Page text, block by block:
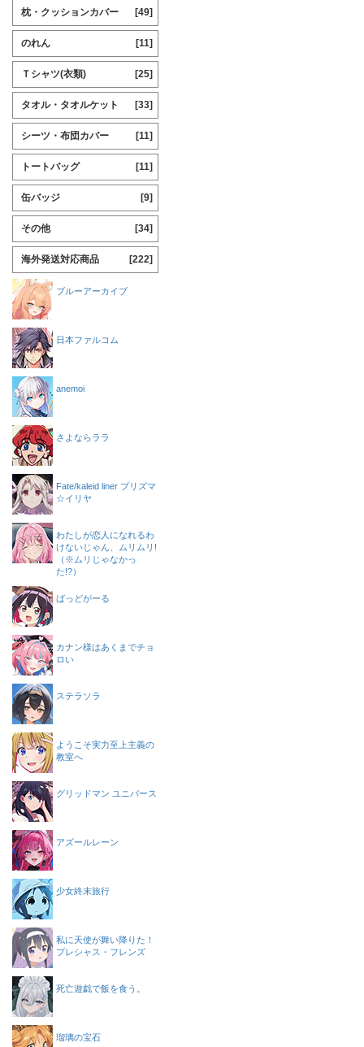
枕・クッションカバー [49]
のれん [11]
Ｔシャツ(衣類) [25]
タオル・タオルケット [33]
シーツ・布団カバー [11]
トートバッグ [11]
缶バッジ [9]
その他 [34]
海外発送対応商品 [222]
ブルーアーカイブ
日本ファルコム
anemoi
さよならララ
Fate/kaleid liner プリズマ
☆イリヤ
わたしが恋人になれるわ
けないじゃん、ムリムリ!
（※ムリじゃなかっ
た!?）
ばっどがーる
カナン様はあくまでチョ
ロい
ステラソラ
ようこそ実力至上主義の
教室へ
グリッドマン ユニバース
アズールレーン
少女終末旅行
私に天使が舞い降りた！
プレシャス・フレンズ
死亡遊戯で飯を食う。
瑠璃の宝石